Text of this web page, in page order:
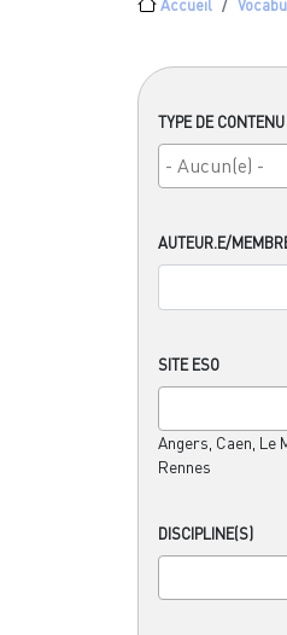
FilAccueil
TYPE DE CONTENU
AUTEUR.E/
SITE ESO
Angers, Caen, Le
Rennes
DISCIPLINE(S)